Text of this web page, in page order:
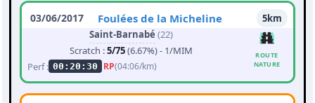
03/06/2017 Foulées de la Micheline
5km
Saint-Barnabé (22)
Scratch :5/75(6.67%) - 1/MIM
Perf : 00:20:30 RP(04:06/km)
ROUTE
NATURE